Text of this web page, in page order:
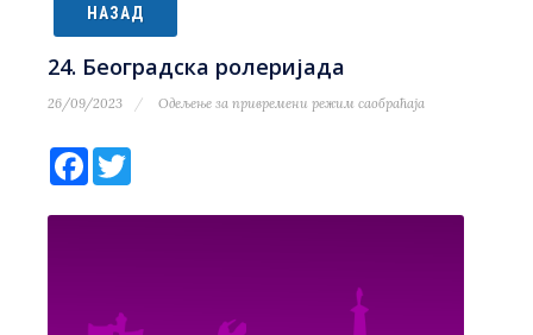
НАЗАД
24. Београдска ролеријада
26/09/2023 Одељење за привремени режим саобраћаја
Facebook